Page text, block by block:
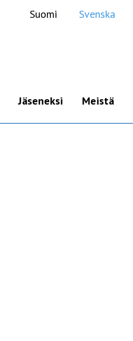
Suomi Svenska
Jäseneksi Meistä